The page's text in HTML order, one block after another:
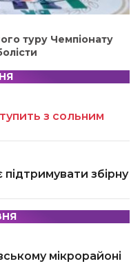
туру Чемпіонату
з сольним
збірну
мікрорайоні